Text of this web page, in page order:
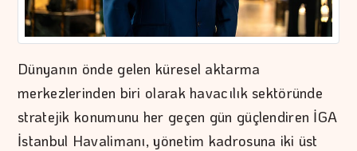
Dünyanın önde gelen küresel aktarma
merkezlerinden biri olarak havacılık sektöründe
stratejik konumunu her geçen gün güçlendiren İGA
İstanbul Havalimanı, yönetim kadrosuna iki üst